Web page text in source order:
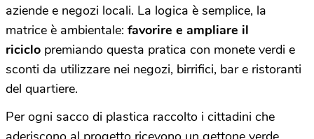
aziende e negozi locali. La logica è semplice, la
matrice è ambientale: favorire e ampliare il
riciclo premiando questa pratica con monete verdi e
sconti da utilizzare nei negozi, birrifici, bar e ristoranti
del quartiere.
Per ogni sacco di plastica raccolto i cittadini che